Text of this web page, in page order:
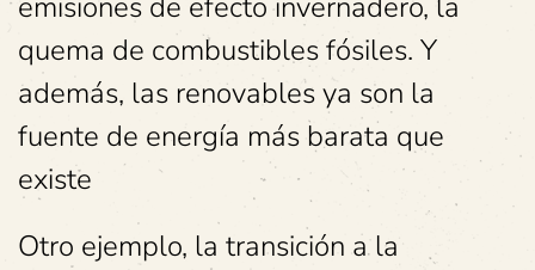
quema de combustibles fósiles. Y
además, las renovables ya son la
fuente de energía más barata que
existe
Otro ejemplo, la transición a la